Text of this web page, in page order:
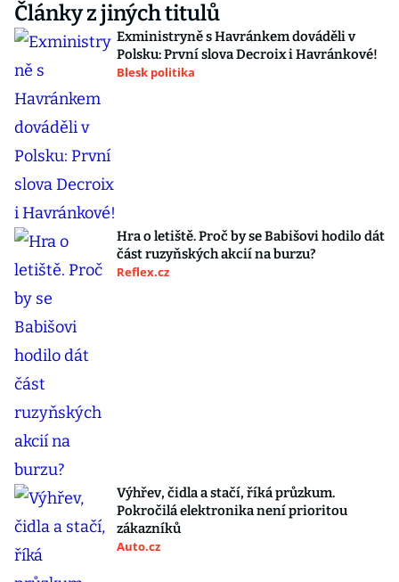
Články z jiných titulů
Exministryně s Havránkem dováděli v
Polsku: První slova Decroix i Havránkové!
Blesk politika
Hra o letiště. Proč by se Babišovi hodilo dát
část ruzyňských akcií na burzu?
Reflex.cz
Výhřev, čidla a stačí, říká průzkum.
Pokročilá elektronika není prioritou
zákazníků
Auto.cz